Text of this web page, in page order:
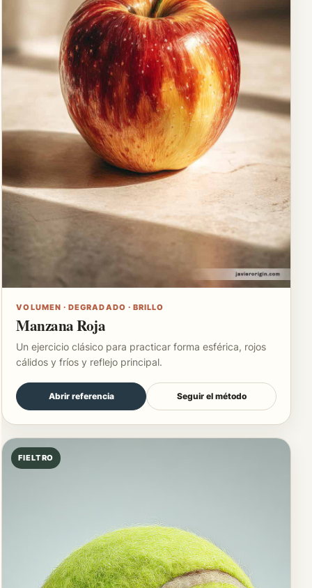
VOLUMEN · DEGRADADO · BRILLO
Manzana Roja
Un ejercicio clásico para practicar forma esférica, rojos
cálidos y fríos y reflejo principal.
Abrir referencia Seguir el método
FIELTRO